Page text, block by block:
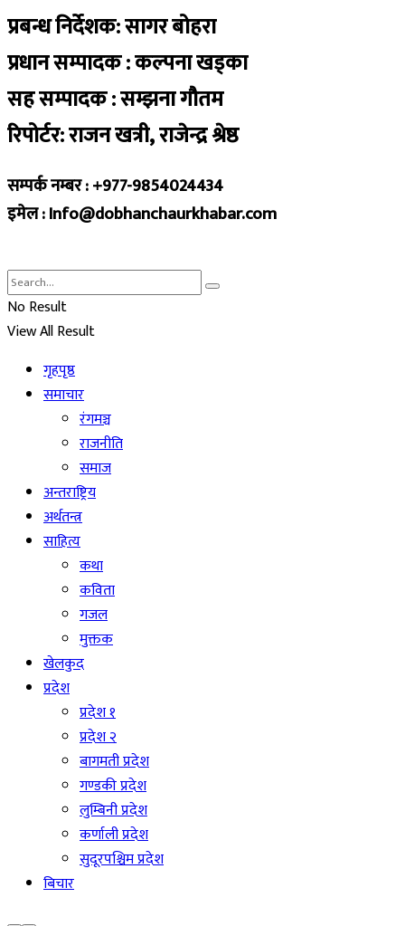
प्रबन्ध निर्देशक: सागर बोहरा
प्रधान सम्पादक : कल्पना खड्का
सह सम्पादक : सम्झना गौतम
रिपोर्टर: राजन खत्री, राजेन्द्र श्रेष्ठ
सम्पर्क नम्बर : +977-9854024434
इमेल : Info@dobhanchaurkhabar.com
No Result
View All Result
गृहपृष्ठ
समाचार
रंगमञ्च
राजनीति
समाज
अन्तराष्ट्रिय
अर्थतन्त्र
साहित्य
कथा
कविता
गजल
मुक्तक
खेलकुद
प्रदेश
प्रदेश १
प्रदेश २
बागमती प्रदेश
गण्डकी प्रदेश
लुम्बिनी प्रदेश
कर्णाली प्रदेश
सुदूरपश्चिम प्रदेश
बिचार